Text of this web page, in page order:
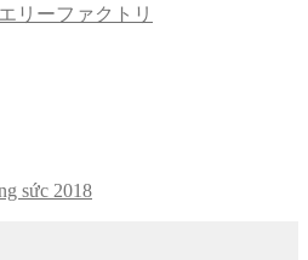
リーファクトリ
sức 2018